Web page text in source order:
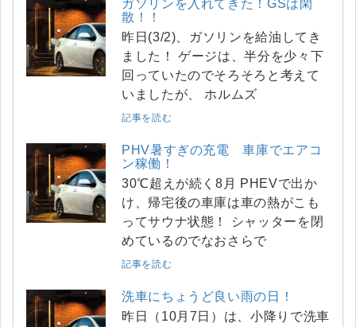
ガソリンを入れてきた！GSは閑
散！！
昨日(3/2)、ガソリンを給油してき
ました！ ゲージは、半分を少々下
回っていたのでそろそろと考えて
いましたが、 ホルムズ
記事を読む
PHV暑すぎの充電 車庫でエアコ
ン稼働！
30℃超えが続く8月 PHEVで出か
け、帰宅後の車庫は車の熱がこも
ってサウナ状態！ シャッターを閉
めているのでなおさらで
記事を読む
洗車にちょうど良い雨の日！
昨日（10月7日）は、小降りで洗車